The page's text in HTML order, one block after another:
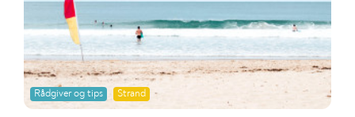
Rådgiver og tips Strand